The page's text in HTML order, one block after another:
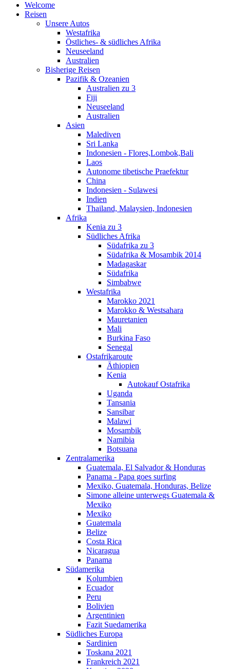
Welcome
Reisen
Unsere Autos
Westafrika
Östliches- & südliches Afrika
Neuseeland
Australien
Bisherige Reisen
Pazifik & Ozeanien
Australien zu 3
Fiji
Neuseeland
Australien
Asien
Malediven
Sri Lanka
Indonesien - Flores,Lombok,Bali
Laos
Autonome tibetische Praefektur
China
Indonesien - Sulawesi
Indien
Thailand, Malaysien, Indonesien
Afrika
Kenia zu 3
Südliches Afrika
Südafrika zu 3
Südafrika & Mosambik 2014
Madagaskar
Südafrika
Simbabwe
Westafrika
Marokko 2021
Marokko & Westsahara
Mauretanien
Mali
Burkina Faso
Senegal
Ostafrikaroute
Äthiopien
Kenia
Autokauf Ostafrika
Uganda
Tansania
Sansibar
Malawi
Mosambik
Namibia
Botsuana
Zentralamerika
Guatemala, El Salvador & Honduras
Panama - Papa goes surfing
Mexiko, Guatemala, Honduras, Belize
Simone alleine unterwegs Guatemala &
Mexiko
Mexiko
Guatemala
Belize
Costa Rica
Nicaragua
Panama
Südamerika
Kolumbien
Ecuador
Peru
Bolivien
Argentinien
Fazit Suedamerika
Südliches Europa
Sardinien
Toskana 2021
Frankreich 2021